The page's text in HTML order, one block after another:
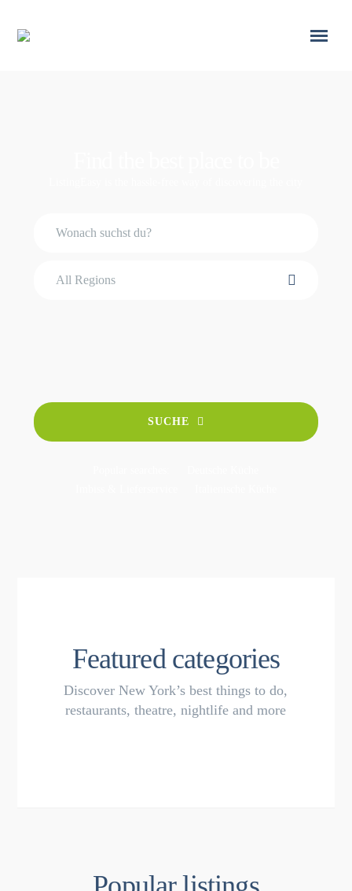
SUCHE
Featured categories
Discover New York’s best things to do,
restaurants, theatre, nightlife and more